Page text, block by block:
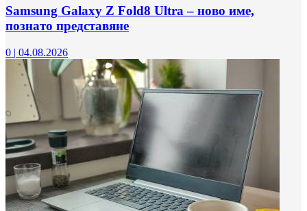
Samsung Galaxy Z Fold8 Ultra – ново име,
познато представяне
0 | 04.08.2026